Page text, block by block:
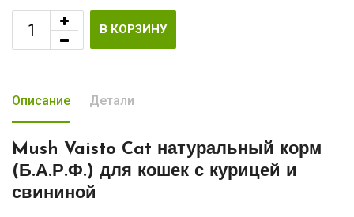
В КОРЗИНУ
Описание Детали
Mush Vaisto Cat натуральный корм
(Б.А.Р.Ф.) для кошек с курицей и
свининой